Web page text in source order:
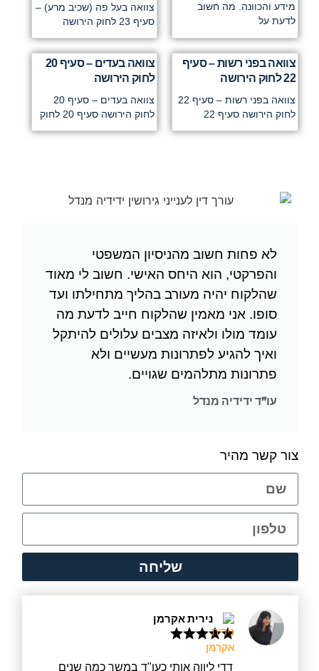
מידע והכוונה. מה חשוב
לדעת על
צוואה בעל פה (שכיב מרע) –
סעיף 23 לחוק הירושה
צוואה בפני רשות – סעיף
22 לחוק הירושה
צוואה בפני רשות – סעיף 22
לחוק הירושה סעיף 22
צוואה בעדים – סעיף 20
לחוק הירושה
צוואה בעדים – סעיף 20
לחוק הירושה סעיף 20 לחוק
לא פחות חשוב מהניסיון המשפטי
והפרקטי, הוא היחס האישי. חשוב לי מאוד
שהלקוח יהיה מעורב בהליך מתחילתו ועד
סופו. אני מאמין שהלקוח חייב לדעת מה
עומד מולו ולאיזה מצבים עלולים להיתקל
ואיך להגיע לפתרונות מעשיים ולא
פתרונות מתלהמים שגויים.
עו"ד ידידיה מנדל
צור קשר מהיר
שליחה
נירית אקרמן
דדי ליווה אותי כעו"ד במשך כמה שנים